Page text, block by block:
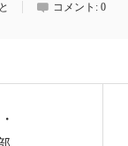
コメント: 0